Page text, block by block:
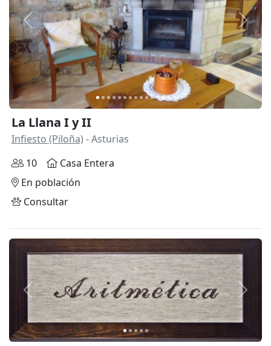
Anterior
La Llana I y II
Infiesto (Piloña) - Asturias
10
Casa Entera
En población
Consultar
Anterior